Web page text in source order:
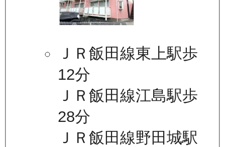
ＪＲ飯田線東上駅歩
12分
ＪＲ飯田線江島駅歩
28分
ＪＲ飯田線野田城駅